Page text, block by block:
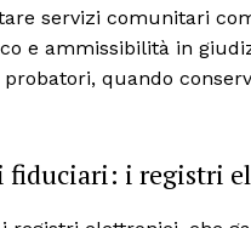
servizi comunitari
e ammissibilità in
quando
fiduciari: i registri